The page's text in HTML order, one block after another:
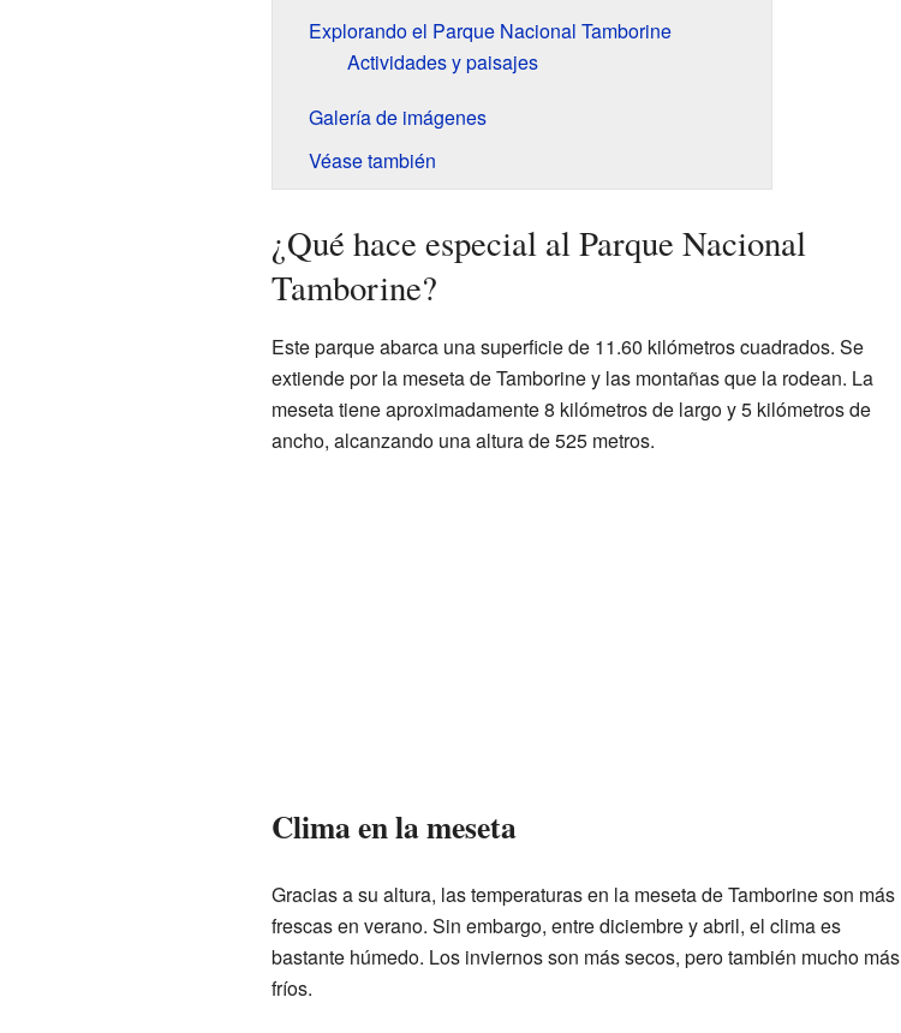
Explorando el Parque Nacional Tamborine
Actividades y paisajes
Galería de imágenes
Véase también
¿Qué hace especial al Parque Nacional
Tamborine?
Este parque abarca una superficie de 11.60 kilómetros cuadrados. Se
extiende por la meseta de Tamborine y las montañas que la rodean. La
meseta tiene aproximadamente 8 kilómetros de largo y 5 kilómetros de
ancho, alcanzando una altura de 525 metros.
Clima en la meseta
Gracias a su altura, las temperaturas en la meseta de Tamborine son más
frescas en verano. Sin embargo, entre diciembre y abril, el clima es
bastante húmedo. Los inviernos son más secos, pero también mucho más
fríos.